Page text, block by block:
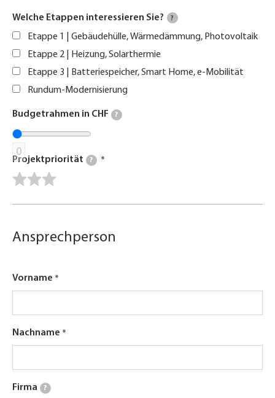
Welche Etappen interessieren Sie? ?
Etappe 1 | Gebäudehülle, Wärmedämmung, Photovoltaik
Etappe 2 | Heizung, Solarthermie
Etappe 3 | Batteriespeicher, Smart Home, e-Mobilität
Rundum-Modernisierung
Budgetrahmen in CHF ?
0
Projektpriorität ?
Ansprechperson
Vorname
Nachname
Firma ?